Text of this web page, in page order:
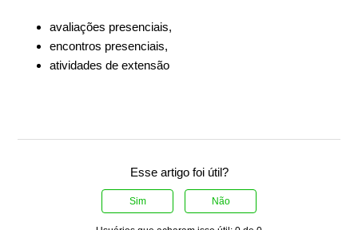
avaliações presenciais,
encontros presenciais,
atividades de extensão
Esse artigo foi útil?
Sim Não